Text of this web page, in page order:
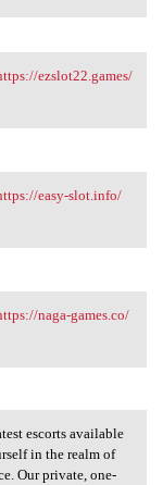
ezslot22.games/
easy-slot.info/
naga-games.co/
escorts available
in the realm of
Our private, one-